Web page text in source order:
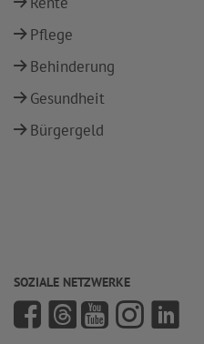
Pflege
Behinderung
Gesundheit
Bürgergeld
SOZIALE NETZWERKE